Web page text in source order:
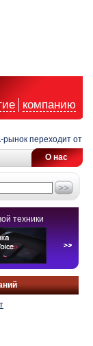
компанию
переходит от
О нас
техники